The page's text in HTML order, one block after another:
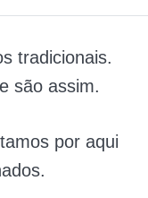
tradicionais.
são assim.
por aqui